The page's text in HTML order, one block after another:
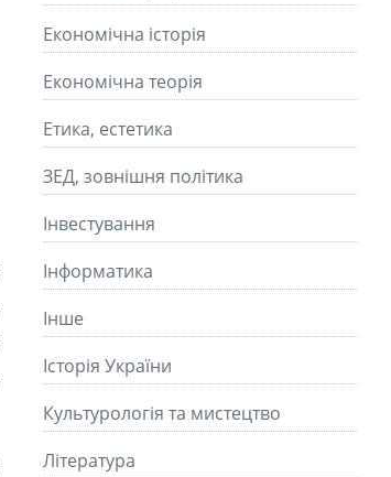
Економічна історія
Економічна теорія
Етика, естетика
ЗЕД, зовнішня політика
Інвестування
Інформатика
Інше
Історія України
Культурологія та мистецтво
Літературa